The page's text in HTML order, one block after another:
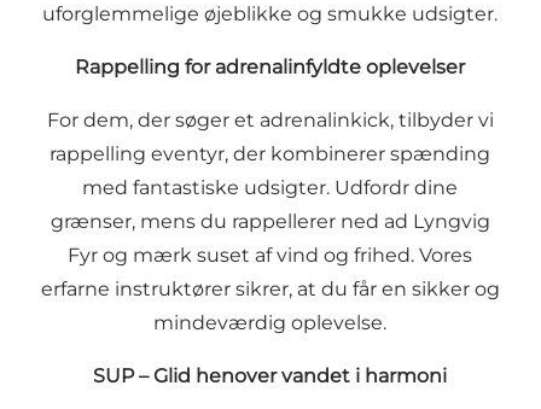
uforglemmelige øjeblikke og smukke udsigter.
Rappelling for adrenalinfyldte oplevelser
For dem, der søger et adrenalinkick, tilbyder vi
rappelling eventyr, der kombinerer spænding
med fantastiske udsigter. Udfordr dine
grænser, mens du rappellerer ned ad Lyngvig
Fyr og mærk suset af vind og frihed. Vores
erfarne instruktører sikrer, at du får en sikker og
mindeværdig oplevelse.
SUP – Glid henover vandet i harmoni